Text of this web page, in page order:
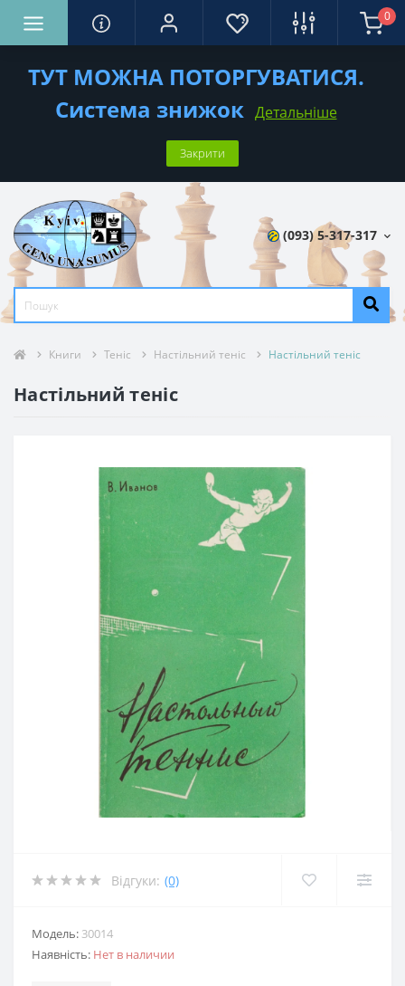
ТУТ МОЖНА ПОТОРГУВАТИСЯ.
Система знижок Детальніше
Закрити
0
(093) 5-317-317
Книги Теніс Настільний теніс Настільний теніс
Настільний теніс
Відгуки: (0)
Модель: 30014
Наявність: Нет в наличии